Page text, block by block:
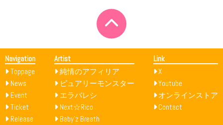
Navigation
Toppage
News
Event
Ticket
Release
Artist
純情のアフィリア
ピュアリーモンスター
エラバレシ
Next☆Rico
Baby’z Breath
Link
X
Youtube
オンラインストア
Contact